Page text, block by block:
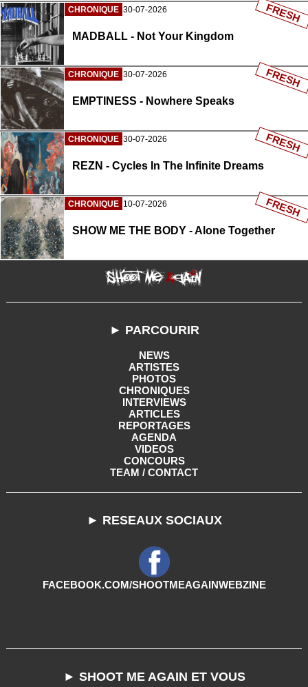
CHRONIQUE 30-07-2026
MADBALL - Not Your Kingdom
FRESH
CHRONIQUE 30-07-2026
EMPTINESS - Nowhere Speaks
FRESH
CHRONIQUE 30-07-2026
REZN - Cycles In The Infinite Dreams
FRESH
CHRONIQUE 10-07-2026
SHOW ME THE BODY - Alone Together
FRESH
► PARCOURIR
NEWS
ARTISTES
PHOTOS
CHRONIQUES
INTERVIEWS
ARTICLES
REPORTAGES
AGENDA
VIDEOS
CONCOURS
TEAM / CONTACT
► RESEAUX SOCIAUX
FACEBOOK.COM/SHOOTMEAGAINWEBZINE
► SHOOT ME AGAIN ET VOUS